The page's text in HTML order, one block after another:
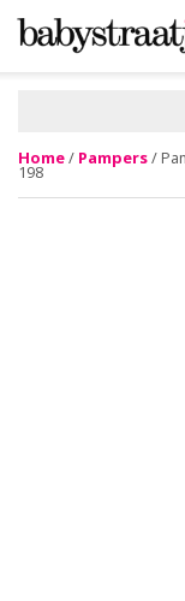
Home/ Pampers/
198